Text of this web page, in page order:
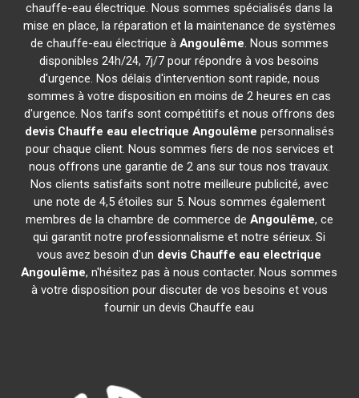
chauffe-eau électrique. Nous sommes spécialisés dans la
mise en place, la réparation et la maintenance de systèmes
de chauffe-eau électrique à Angoulême. Nous sommes
disponibles 24h/24, 7j/7 pour répondre à vos besoins
d'urgence. Nos délais d'intervention sont rapide, nous
sommes à votre disposition en moins de 2 heures en cas
d'urgence. Nos tarifs sont compétitifs et nous offrons des
devis Chauffe eau electrique Angoulême personnalisés
pour chaque client. Nous sommes fiers de nos services et
nous offrons une garantie de 2 ans sur tous nos travaux.
Nos clients satisfaits sont notre meilleure publicité, avec
une note de 4,5 étoiles sur 5. Nous sommes également
membres de la chambre de commerce de Angoulême, ce
qui garantit notre professionnalisme et notre sérieux. Si
vous avez besoin d'un devis Chauffe eau electrique
Angoulême, n'hésitez pas à nous contacter. Nous sommes
à votre disposition pour discuter de vos besoins et vous
fournir un devis Chauffe eau